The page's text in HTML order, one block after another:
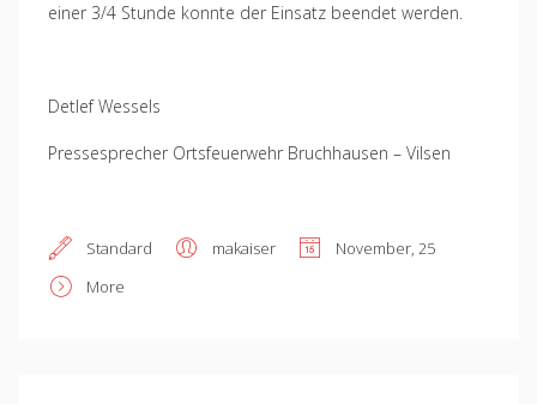
einer 3/4 Stunde konnte der Einsatz beendet werden.
Detlef Wessels
Pressesprecher Ortsfeuerwehr Bruchhausen – Vilsen
Standard makaiser
November, 25
More